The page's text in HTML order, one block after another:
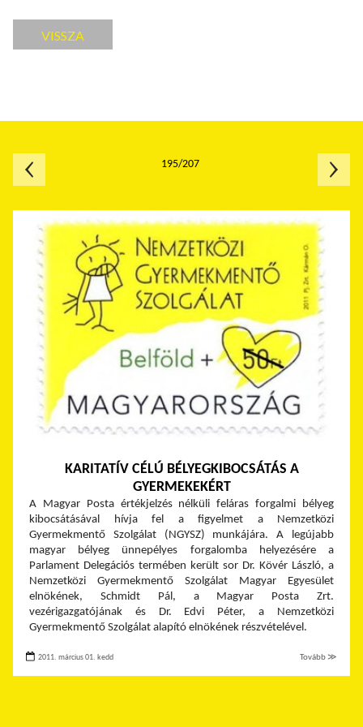
VISSZA
KARITATÍV CÉLÚ BÉLYEGKIBOCSÁTÁS A
GYERMEKEKÉRT
A Magyar Posta értékjelzés nélküli feláras forgalmi bélyeg
kibocsátásával hívja fel a figyelmet a Nemzetközi
Gyermekmentő Szolgálat (NGYSZ) munkájára. A legújabb
magyar bélyeg ünnepélyes forgalomba helyezésére a
Parlament Delegációs termében került sor Dr. Kövér László, a
Nemzetközi Gyermekmentő Szolgálat Magyar Egyesület
elnökének, Schmidt Pál, a Magyar Posta Zrt.
vezérigazgatójának és Dr. Edvi Péter, a Nemzetközi
Gyermekmentő Szolgálat alapító elnökének részvételével.
2011. március 01. kedd Tovább ≫
195/207